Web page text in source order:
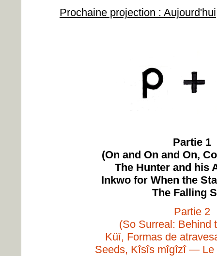
Prochaine projection :
Partie 1
(On and On and On,
The Hunter and his
Inkwo for When the
The Falling
Partie 2
(So Surreal: Behind
Küī, Formas de
Seeds, Kîsîs mîgîzî — Le